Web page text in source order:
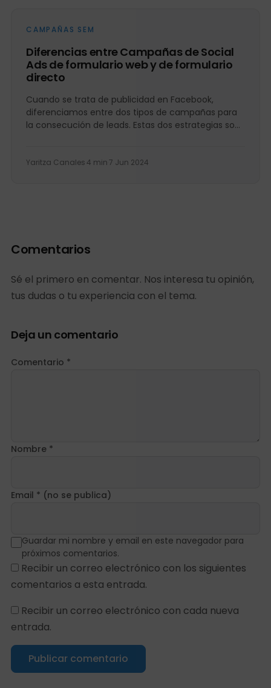
CAMPAÑAS SEM
Diferencias entre Campañas de Social
Ads de formulario web y de formulario
directo
Cuando se trata de publicidad en Facebook,
diferenciamos entre dos tipos de campañas para
la consecución de leads. Estas dos estrategias son
Yaritza Canales4 min7 Jun 2024
Comentarios
Sé el primero en comentar. Nos interesa tu opinión,
tus dudas o tu experiencia con el tema.
Deja un comentario
Comentario *
Nombre *
Email * (no se publica)
Guardar mi nombre y email en este navegador para
próximos comentarios.
Recibir un correo electrónico con los siguientes
comentarios a esta entrada.
Recibir un correo electrónico con cada nueva
entrada.
Publicar comentario